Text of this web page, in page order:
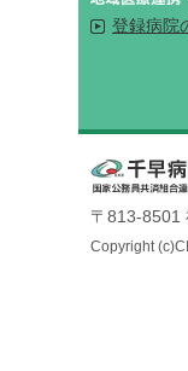
登録病院
〒813-
Copyright